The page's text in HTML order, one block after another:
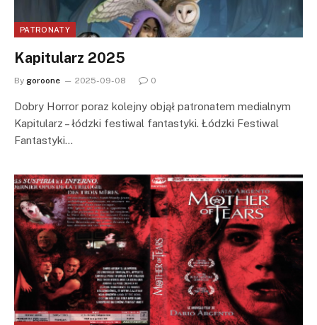
PATRONATY
Kapitularz 2025
By goroone 2025-09-08 0
Dobry Horror poraz kolejny objął patronatem medialnym
Kapitularz – łódzki festiwal fantastyki. Łódzki Festiwal
Fantastyki…